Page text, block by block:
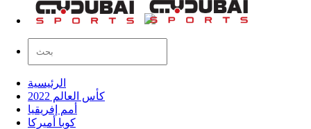
الرئيسية
كأس العالم 2022
أمم إفريقيا
كوبا أميركا